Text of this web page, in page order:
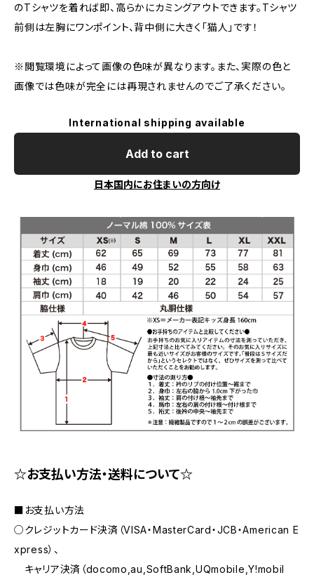
のTシャツを着れば即、高らかにカミングアウトできます。Tシャツ
前側は左胸にワンポイント、背中側に大きく「猫人」です！
※閲覧環境によって画像の色味が異なります。また、実際の色と
画像では色味が完全には再現されませんのでご了承ください。
International shipping available
Add to cart
日本国内にお住まいの方向け
☆お支払い方法・送料について☆
■お支払い方法
○クレジットカード決済（VISA・MasterCard・JCB・American E
xpress）、
キャリア決済（docomo,au,SoftBank,UQmobile,Y!mobil